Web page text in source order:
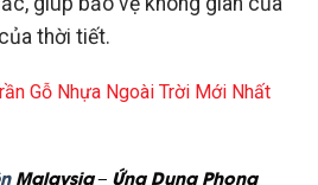
thời tiết.
Gỗ Nhựa Ngoài Trời Mới Nhất
Malaysia – Ứng Dụng Phong